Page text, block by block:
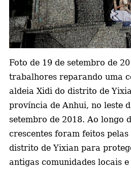
Foto de 19 de setembro de
trabalhores reparando uma
aldeia Xidi do distrito de
província de Anhui, no leste
setembro de 2018.Ao longo
crescentes foram feitos
distrito de Yixian para
antigas comunidades locais